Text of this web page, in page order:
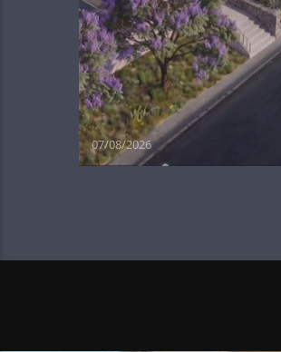
07/08/2026